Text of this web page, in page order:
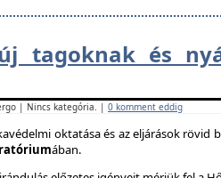
tagoknak és
| Nincs kategória. | 0 komment eddig
oktatása és az eljárások rövid
ában.